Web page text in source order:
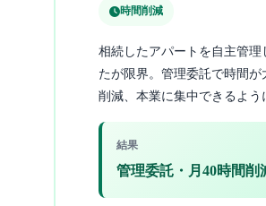
時間削減
相続したアパートを自主管理
たが限界。管理委託で時間が
削減、本業に集中できるよう
結果
管理委託・月40時間削